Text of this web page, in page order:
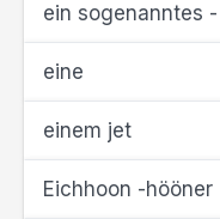
ein sogenanntes
eine
einem jet
Eichhoon -hööner